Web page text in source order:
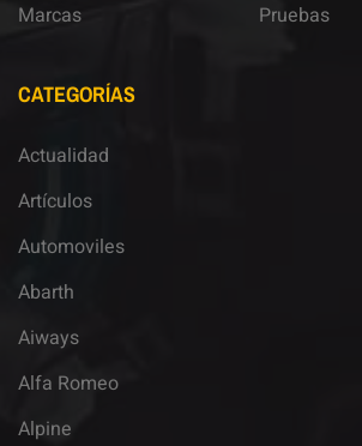
Marcas
Pruebas
CATEGORÍAS
Actualidad
Artículos
Automoviles
Abarth
Aiways
Alfa Romeo
Alpine